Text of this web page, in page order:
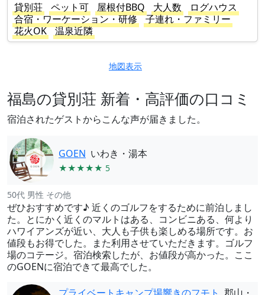
貸別荘
ペット可 屋根付BBQ 大人数
ログハウス
合宿・ワーケーション・研修
子連れ・ファミリー
花火OK
温泉近隣
地図表示
福島の貸別荘 新着・高評価の口コミ
宿泊されたゲストからこんな声が届きました。
GOEN いわき・湯本
★★★★★ 5
50代 男性 その他
ぜひおすすめです♪ 近くのゴルフをするために前泊しまし
た。とにかく近くのマルトはある、コンビニある、何より
ハワイアンズが近い、大人も子供も楽しめる場所です。お
値段もお得でした。また利用させていただきます。ゴルフ
場のコテージ。宿泊検索したが、お値段が高かった。ここ
のGOENに宿泊できて最高でした。
プライベートキャンプ場響きのフモト 郡山・